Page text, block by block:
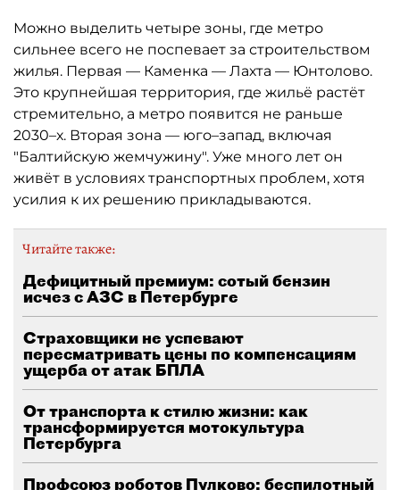
Можно выделить четыре зоны, где метро
сильнее всего не поспевает за строительством
жилья. Первая — Каменка — Лахта — Юнтолово.
Это крупнейшая территория, где жильё растёт
стремительно, а метро появится не раньше
2030–х. Вторая зона — юго–запад, включая
"Балтийскую жемчужину". Уже много лет он
живёт в условиях транспортных проблем, хотя
усилия к их решению прикладываются.
Читайте также:
Дефицитный премиум: сотый бензин
исчез с АЗС в Петербурге
Страховщики не успевают
пересматривать цены по компенсациям
ущерба от атак БПЛА
От транспорта к стилю жизни: как
трансформируется мотокультура
Петербурга
Профсоюз роботов Пулково: беспилотный